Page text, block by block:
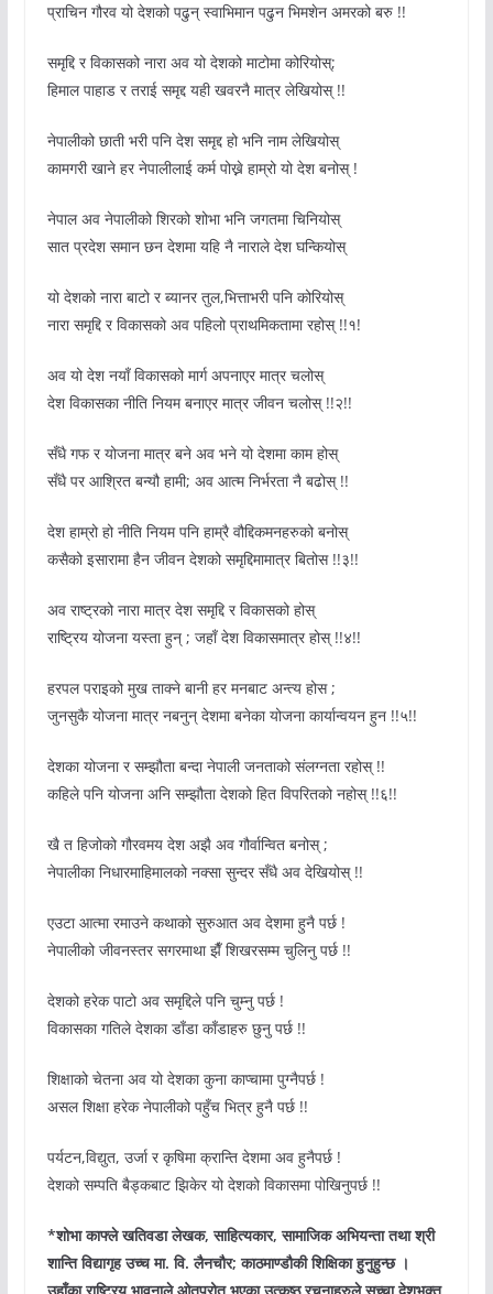
प्राचिन गौरव यो देशको पढुन् स्वाभिमान पढुन भिमशेन अमरको बरु !!
समृद्दि र विकासको नारा अव यो देशको माटोमा कोरियोस्;
हिमाल पाहाड र तराई समृद्द यही खवरनै मात्र लेखियोस् !!
नेपालीको छाती भरी पनि देश समृद्द हो भनि नाम लेखियोस्
कामगरी खाने हर नेपालीलाई कर्म पोख्ने हाम्रो यो देश बनोस् !
नेपाल अव नेपालीको शिरको शोभा भनि जगतमा चिनियोस्
सात प्रदेश समान छन देशमा यहि नै नाराले देश घन्कियोस्
यो देशको नारा बाटो र ब्यानर तुल,भित्ताभरी पनि कोरियोस्
नारा समृद्दि र विकासको अव पहिलो प्राथमिकतामा रहोस् !!१!
अव यो देश नयाँ विकासको मार्ग अपनाएर मात्र चलोस्
देश विकासका नीति नियम बनाएर मात्र जीवन चलोस् !!२!!
सँधै गफ र योजना मात्र बने अव भने यो देशमा काम होस्
सँधै पर आश्रित बन्यौ हामी; अव आत्म निर्भरता नै बढोस् !!
देश हाम्रो हो नीति नियम पनि हाम्रै वौद्दिकमनहरुको बनोस्
कसैको इसारामा हैन जीवन देशको समृद्दिमामात्र बितोस !!३!!
अव राष्ट्रको नारा मात्र देश समृद्दि र विकासको होस्
राष्ट्रिय योजना यस्ता हुन् ; जहाँ देश विकासमात्र होस् !!४!!
हरपल पराइको मुख ताक्ने बानी हर मनबाट अन्त्य होस ;
जुनसुकै योजना मात्र नबनुन् देशमा बनेका योजना कार्यान्वयन हुन !!५!!
देशका योजना र सम्झौता बन्दा नेपाली जनताको संलग्नता रहोस् !!
कहिले पनि योजना अनि सम्झौता देशको हित विपरितको नहोस् !!६!!
खै त हिजोको गौरवमय देश अझै अव गौर्वान्वित बनोस् ;
नेपालीका निधारमाहिमालको नक्सा सुन्दर सँधै अव देखियोस् !!
एउटा आत्मा रमाउने कथाको सुरुआत अव देशमा हुनै पर्छ !
नेपालीको जीवनस्तर सगरमाथा झैँ शिखरसम्म चुलिनु पर्छ !!
देशको हरेक पाटो अव समृद्दिले पनि चुम्नु पर्छ !
विकासका गतिले देशका डाँडा काँडाहरु छुनु पर्छ !!
शिक्षाको चेतना अव यो देशका कुना काप्चामा पुग्नैपर्छ !
असल शिक्षा हरेक नेपालीको पहुँच भित्र हुनै पर्छ !!
पर्यटन,विद्युत, उर्जा र कृषिमा क्रान्ति देशमा अव हुनैपर्छ !
देशको सम्पति बैड्कबाट झिकेर यो देशको विकासमा पोखिनुपर्छ !!
*शोभा काफ्ले खतिवडा लेखक, साहित्यकार, सामाजिक अभियन्ता तथा श्री
शान्ति विद्यागृह उच्च मा. वि. लैनचौर; काठमाण्डौकी शिक्षिका हुनुहुन्छ ।